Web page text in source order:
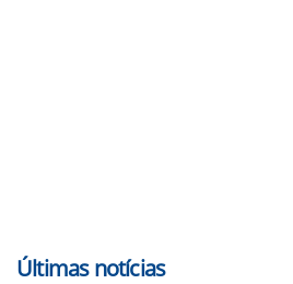
Últimas notícias